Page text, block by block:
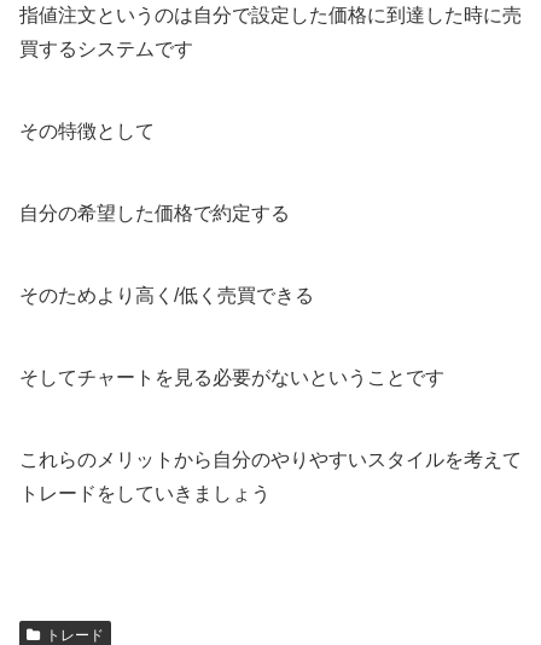
指値注文というのは自分で設定した価格に到達した時に売
買するシステムです
その特徴として
自分の希望した価格で約定する
そのためより高く/低く売買できる
そしてチャートを見る必要がないということです
これらのメリットから自分のやりやすいスタイルを考えて
トレードをしていきましょう
トレード